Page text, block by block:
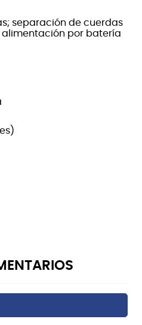
separación de cuerdas
alimentación por batería